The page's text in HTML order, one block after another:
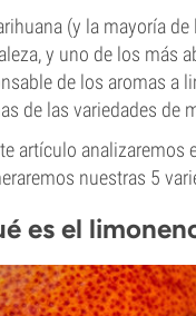
(y la mayoría
y uno de los más
de los aromas a
de las variedades de
artículo
nuestras 5
es el